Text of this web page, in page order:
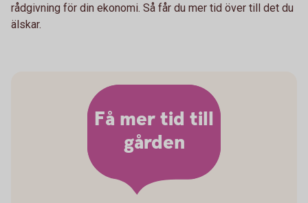
rådgivning för din ekonomi. Så får du mer tid över till det du
älskar.
Få mer tid till
gården